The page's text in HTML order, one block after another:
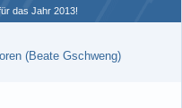
das Jahr 2013!
(Beate Gschweng)